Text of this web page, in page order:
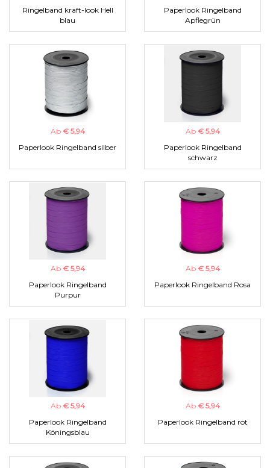
Ringelband kraft-look Hell
blau
Paperlook Ringelband
Apflegrün
Ab € 5,94
Paperlook Ringelband silber
Ab € 5,94
Paperlook Ringelband
schwarz
Ab € 5,94
Paperlook Ringelband
Purpur
Ab € 5,94
Paperlook Ringelband Rosa
Ab € 5,94
Paperlook Ringelband
Köningsblau
Ab € 5,94
Paperlook Ringelband rot